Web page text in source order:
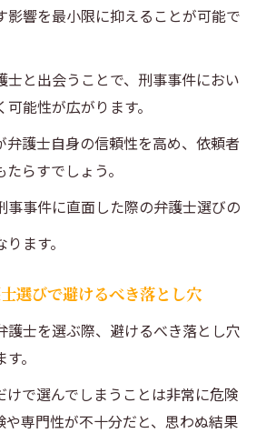
影響を最小限に抑えることが可能で
士と出会うことで、刑事事件におい
能性が広がります。
弁護士自身の信頼性を高め、依頼者
らすでしょう。
事事件に直面した際の弁護士選びの
ます。
選びで避けるべき落とし穴
護士を選ぶ際、避けるべき落とし穴
。
けで選んでしまうことは非常に危険
や専門性が不十分だと、思わぬ結果